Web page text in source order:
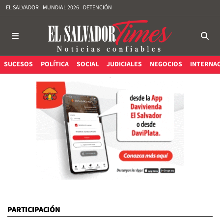
EL SALVADOR MUNDIAL 2026 DETENCIÓN
SUCESOS POLÍTICA SOCIAL JUDICIALES NEGOCIOS
PARTICIPACIÓN